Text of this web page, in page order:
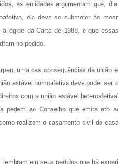
as entidades argumentam que,
ela deve se submeter às
a égide da Carta de 1988, é que
no pedido.
uma das consequências da união
estável homoafetiva deve poder
com a união estável
pedem ao Conselho que emita ato
realizem o casamento civil de
lembram em seus pedidos que há